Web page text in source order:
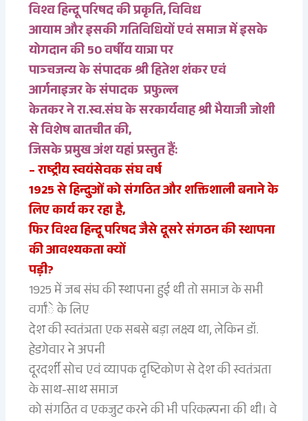
विश्व हिन्दू परिषद की प्रकृति, विविध
आयाम और इसकी गतिविधियों एवं समाज में इसके
योगदान की 50 वर्षीय यात्रा पर
पाञ्चजन्य के संपादक श्री हितेश शंकर एवं
आर्गनाइजर के संपादक प्रफुल्ल
केतकर ने रा.स्व.संघ के सरकार्यवाह श्री भैयाजी जोशी
से विशेष बातचीत की,
जिसके प्रमुख अंश यहां प्रस्तुत हैं:
– राष्ट्रीय स्वयंसेवक संघ वर्ष
1925 से हिन्दुओं को संगठित और शक्तिशाली बनाने के
लिए कार्य कर रहा है,
फिर विश्व हिन्दू परिषद जैसे दूसरे संगठन की स्थापना
की आवश्यकता क्यों
पड़ी?
1925 में जब संघ की स्थापना हुई थी तो समाज के सभी
वर्गांे के लिए
देश की स्वतंत्रता एक सबसे बड़ा लक्ष्य था, लेकिन डॉ.
हेडगेवार ने अपनी
दूरदर्शी सोच एवं व्यापक दृष्टिकोण से देश की स्वतंत्रता
के साथ-साथ समाज
को संगठित व एकजुट करने की भी परिकल्पना की थी। वे